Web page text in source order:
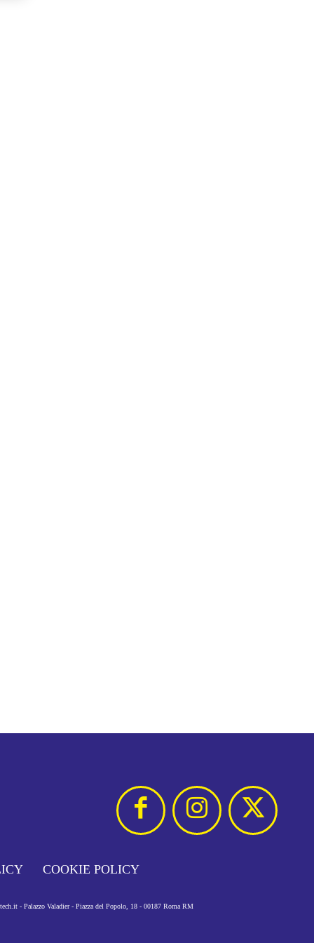
COOKIE POLICY
- Palazzo Valadier - Piazza del Popolo, 18 - 00187 Roma RM